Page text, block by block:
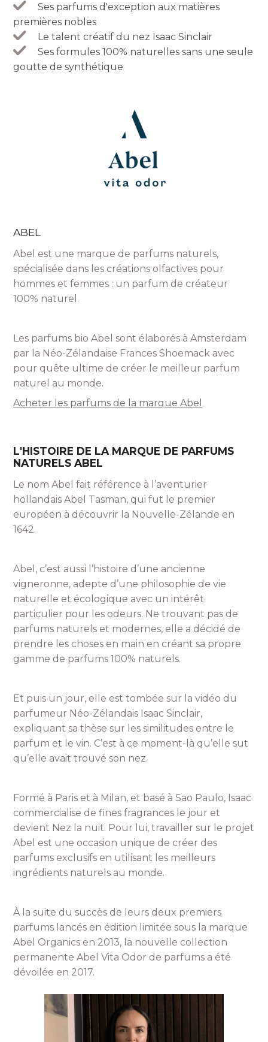
Ses parfums d'exception aux matières
premières nobles
Le talent créatif du nez Isaac Sinclair
Ses formules 100% naturelles sans une seule
goutte de synthétique
ABEL
Abel est une marque de parfums naturels,
spécialisée dans les créations olfactives pour
hommes et femmes : un parfum de créateur
100% naturel.
Les parfums bio Abel sont élaborés à Amsterdam
par la Néo-Zélandaise Frances Shoemack avec
pour quête ultime de créer le meilleur parfum
naturel au monde.
Acheter les parfums de la marque Abel
L'HISTOIRE DE LA MARQUE DE PARFUMS
NATURELS ABEL
Le nom Abel fait référence à l’aventurier
hollandais Abel Tasman, qui fut le premier
européen à découvrir la Nouvelle-Zélande en
1642.
Abel, c’est aussi l’histoire d’une ancienne
vigneronne, adepte d’une philosophie de vie
naturelle et écologique avec un intérêt
particulier pour les odeurs. Ne trouvant pas de
parfums naturels et modernes, elle a décidé de
prendre les choses en main en créant sa propre
gamme de parfums 100% naturels.
Et puis un jour, elle est tombée sur la vidéo du
parfumeur Néo-Zélandais Isaac Sinclair,
expliquant sa thèse sur les similitudes entre le
parfum et le vin. C’est à ce moment-là qu’elle sut
qu’elle avait trouvé son nez.
Formé à Paris et à Milan, et basé à Sao Paulo, Isaac
commercialise de fines fragrances le jour et
devient Nez la nuit. Pour lui, travailler sur le projet
Abel est une occasion unique de créer des
parfums exclusifs en utilisant les meilleurs
ingrédients naturels au monde.
À la suite du succès de leurs deux premiers
parfums lancés en édition limitée sous la marque
Abel Organics en 2013, la nouvelle collection
permanente Abel Vita Odor de parfums a été
dévoilée en 2017.